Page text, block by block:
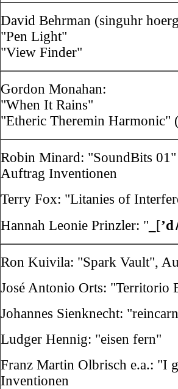
David Behrman (singuhr
"Pen Light"
"View Finder"
Gordon Monahan:
"When It Rains"
"Etheric Theremin
Robin Minard: "SoundBits
Auftrag Inventionen
Terry Fox: "Litanies of
Hannah Leonie Prinzler: " [’d
Ron Kuivila: "Spark Vault",
José Antonio Orts: "Territorio
Johannes Sienknecht:
Ludger Hennig: "eisen fern"
Franz Martin Olbrisch e.a.:
Inventionen